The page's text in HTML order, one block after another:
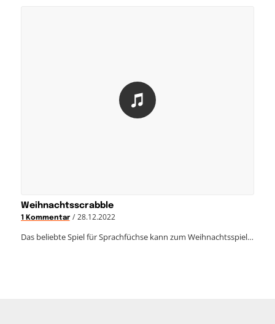
Weihnachtsscrabble
1 Kommentar / 28.12.2022
Das beliebte Spiel für Sprachfüchse kann zum Weihnachtsspiel…